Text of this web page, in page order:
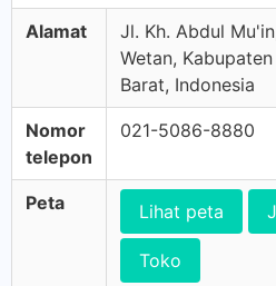
Alamat
Jl. Kh. Abdul
Wetan,
Barat, Indonesia
Nomor
telepon
021-5086-8880
Peta Lihat peta
Toko